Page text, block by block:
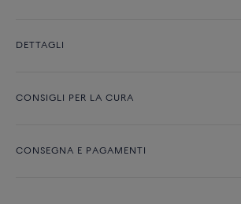
DETTAGLI
CONSIGLI PER LA CURA
CONSEGNA E PAGAMENTI